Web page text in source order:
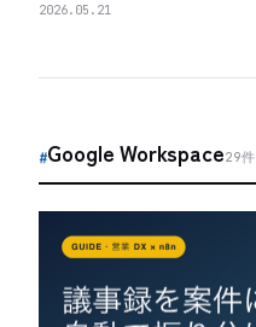
2026.05.21
#Google Workspace29件